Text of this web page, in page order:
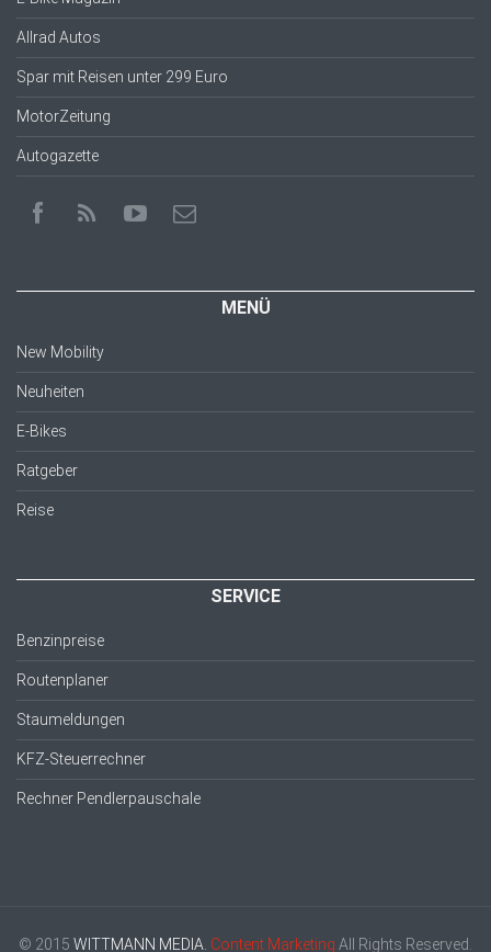
Allrad Autos
Spar mit Reisen unter 299 Euro
MotorZeitung
Autogazette
MENÜ
New Mobility
Neuheiten
E-Bikes
Ratgeber
Reise
SERVICE
Benzinpreise
Routenplaner
Staumeldungen
KFZ-Steuerrechner
Rechner Pendlerpauschale
© 2015 WITTMANN MEDIA. Content Marketing All Rights Reserved.